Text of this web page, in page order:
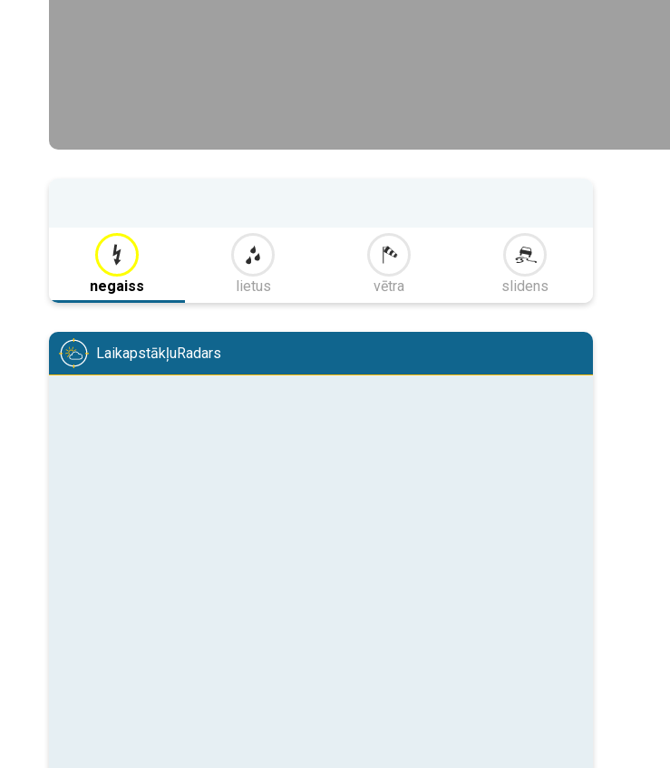
negaiss lietus vētra slidens
LaikapstākļuRadars